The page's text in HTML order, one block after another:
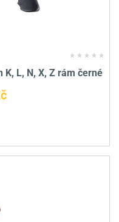
L, N, X, Z rám černé